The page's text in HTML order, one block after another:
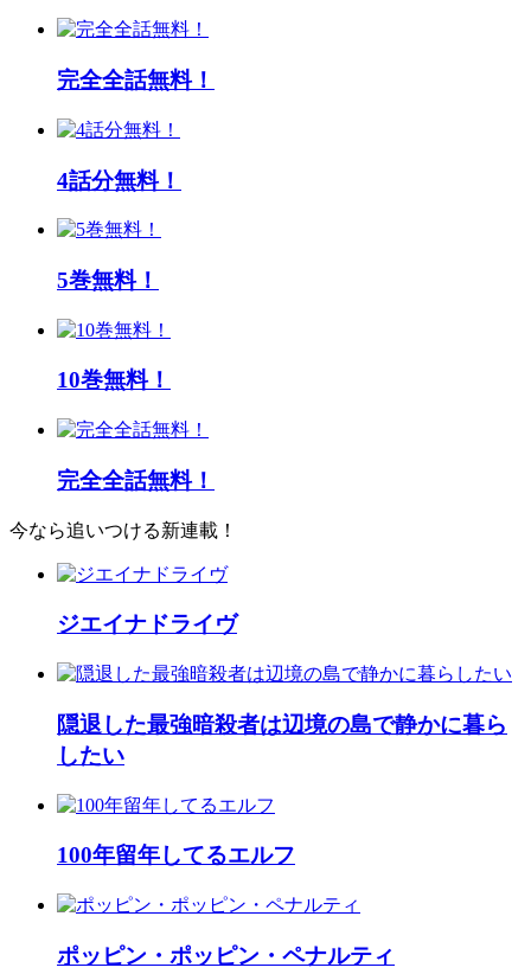
完全全話無料！
4話分無料！
5巻無料！
10巻無料！
完全全話無料！
今なら追いつける新連載！
ジエイナドライヴ
隠退した最強暗殺者は辺境の島で静かに暮ら
したい
100年留年してるエルフ
ポッピン・ポッピン・ペナルティ